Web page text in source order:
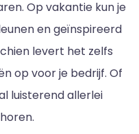
Op vakantie kun je
en geïnspireerd
levert het zelfs
op voor je bedrijf. Of
luisterend allerlei